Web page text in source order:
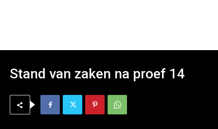
Stand van zaken na proef 14